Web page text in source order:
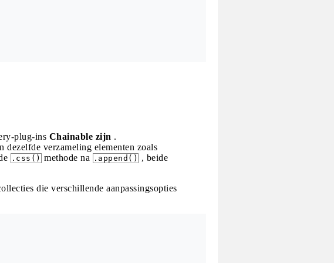
plug-ins Chainable zijn .
dezelfde verzameling elementen zoals
.css() methode na .append()
, beide
die verschillende aanpassingsopties